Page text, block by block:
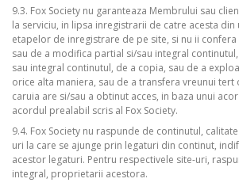
9.3. Fox Society nu garanteaza Membrului sau
la serviciu, in lipsa inregistrarii de catre acesta
etapelor de inregistrare de pe site, si nu ii
sau de a modifica partial si/sau integral
sau integral continutul, de a copia, sau de a
orice alta maniera, sau de a transfera vreunui
caruia are si/sau a obtinut acces, in baza unui
acordul prealabil scris al Fox Society.
9.4. Fox Society nu raspunde de continutul,
uri la care se ajunge prin legaturi din continut,
acestor legaturi. Pentru respectivele site-uri,
integral, proprietarii acestora.